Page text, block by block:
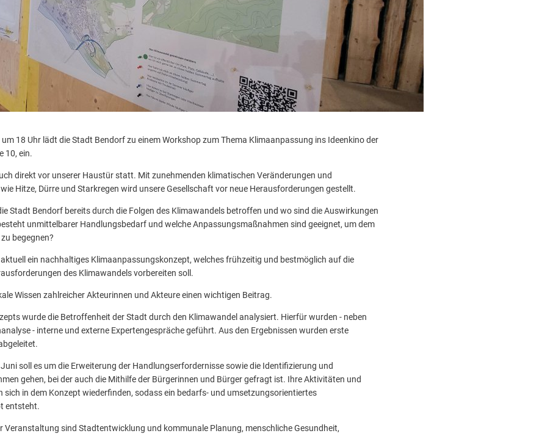
18 Uhr lädt die Stadt Bendorf zu einem Workshop zum Thema Klimaanpassung ins Ideenkino der
10, ein.
direkt vor unserer Haustür statt. Mit zunehmenden klimatischen Veränderungen und
Hitze, Dürre und Starkregen wird unsere Gesellschaft vor neue Herausforderungen gestellt.
Stadt Bendorf bereits durch die Folgen des Klimawandels betroffen und wo sind die Auswirkungen
unmittelbarer Handlungsbedarf und welche Anpassungsmaßnahmen sind geeignet, um dem
begegnen?
ein nachhaltiges Klimaanpassungskonzept, welches frühzeitig und bestmöglich auf die
des Klimawandels vorbereiten soll.
Wissen zahlreicher Akteurinnen und Akteure einen wichtigen Beitrag.
wurde die Betroffenheit der Stadt durch den Klimawandel analysiert. Hierfür wurden - neben
- interne und externe Expertengespräche geführt. Aus den Ergebnissen wurden erste
soll es um die Erweiterung der Handlungserfordernisse sowie die Identifizierung und
gehen, bei der auch die Mithilfe der Bürgerinnen und Bürger gefragt ist. Ihre Aktivitäten und
sich in dem Konzept wiederfinden, sodass ein bedarfs- und umsetzungsorientiertes
entsteht.
Veranstaltung sind Stadtentwicklung und kommunale Planung, menschliche Gesundheit,